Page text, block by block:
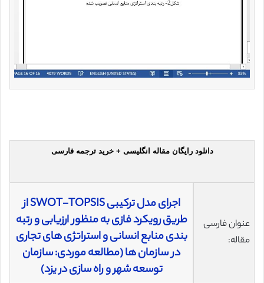
دانلود رایگان مقاله انگلیسی + خرید ترجمه فارسی
عنوان فارسی
مقاله:
اجرای مدل ترکیبی SWOT-TOPSIS از
طریق رویکرد فازی به منظور ارزیابی و رتبه
بندی منابع انسانی و استراتژی های تجاری
در سازمان ها (مطالعه موردی: سازمان
توسعه شهر و راه سازی در یزد)